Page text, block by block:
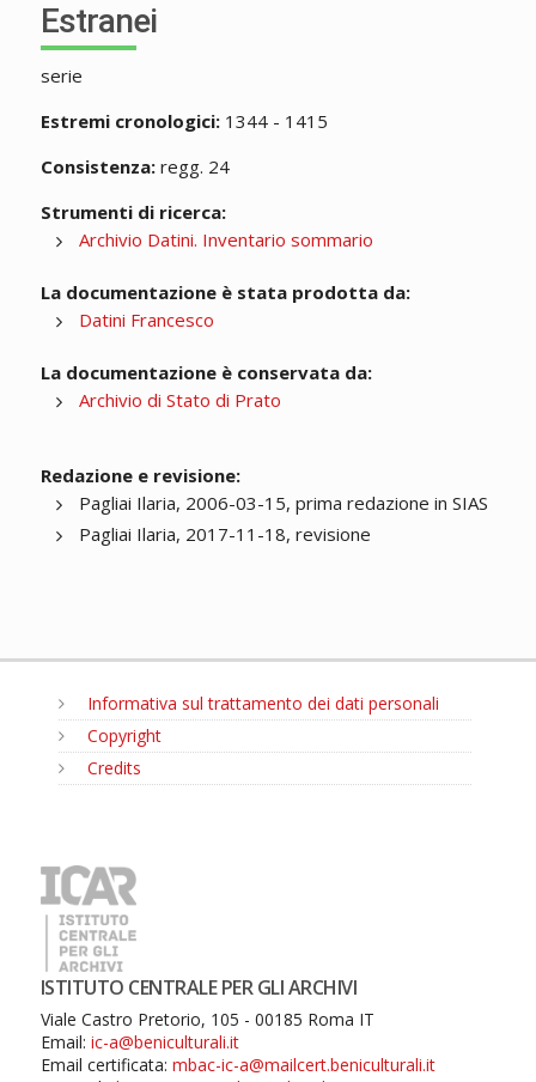
Estranei
serie
Estremi cronologici:1344 - 1415
Consistenza:regg. 24
Strumenti di ricerca:
Archivio Datini. Inventario sommario
La documentazione è stata prodotta da:
Datini Francesco
La documentazione è conservata da:
Archivio di Stato di Prato
Redazione e revisione:
Pagliai Ilaria, 2006-03-15, prima redazione in SIAS
Pagliai Ilaria, 2017-11-18, revisione
Informativa sul trattamento dei dati personali
Copyright
Credits
ISTITUTO CENTRALE PER GLI ARCHIVI
Viale Castro Pretorio, 105 - 00185 Roma IT
Email: ic-a@beniculturali.it
Email certificata: mbac-ic-a@mailcert.beniculturali.it